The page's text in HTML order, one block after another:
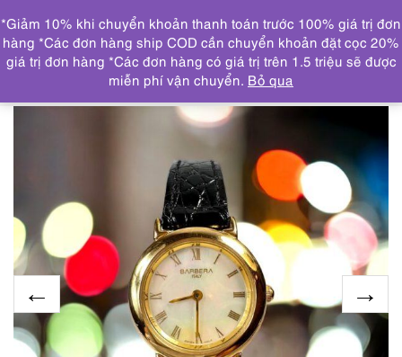
DANH MỤC
Trang chủ ĐỒNG HỒ
1966-Đồng hồ nữ-Barbera Italy
women’s watch-Gần như mới
*Giảm 10% khi chuyển khoản thanh toán trước 100% giá trị đơn
hàng *Các đơn hàng ship COD cần chuyển khoản đặt cọc 20%
giá trị đơn hàng *Các đơn hàng có giá trị trên 1.5 triệu sẽ được
miễn phí vận chuyển. Bỏ qua